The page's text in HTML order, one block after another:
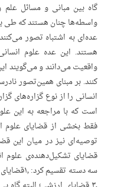
گاه بین مبانی و مسائل
واسطه‌ها چنان هستند که طی
عده‌ای به اشتباه تصور
هستند. این عده علوم
واقعیت می‌دانند و می‌گویند
کنند. بر مبنای همین‌تصور
انسانی را از نوع گزاره‌های
است که با مراجعه به این
فقط بخشی از قضایای علوم
توصیه‌ای نیز در میان این
قضایای تشکیل‌دهنده‌ی علوم